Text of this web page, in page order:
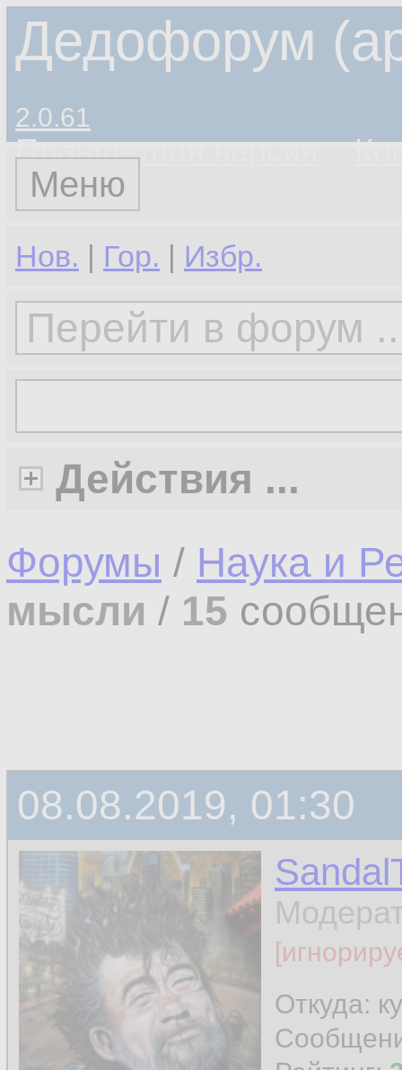
Дедофорум
2.0.61
Планшетная версия
Меню
Нов. | Гор. | Избр.
Действия ...
Форумы / Наука и
мысли / 15
08.08.2019, 01:30
Откуда: